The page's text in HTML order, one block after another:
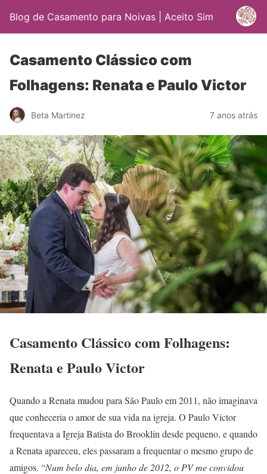
Blog de Casamento para Noivas | Aceito Sim
Casamento Clássico com
Folhagens: Renata e Paulo Victor
Beta Martinez 7 anos atrás
Casamento Clássico com Folhagens:
Renata e Paulo Victor
Quando a Renata mudou para São Paulo em 2011, não imaginava
que conheceria o amor de sua vida na igreja. O Paulo Victor
frequentava a Igreja Batista do Brooklin desde pequeno, e quando
a Renata apareceu, eles passaram a frequentar o mesmo grupo de
amigos. “Num belo dia, em junho de 2012, o PV me convidou